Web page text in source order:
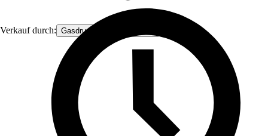
Verkauf durch: Gasdruckfeder Großhandel